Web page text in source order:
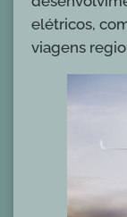
elétricos,
viagens